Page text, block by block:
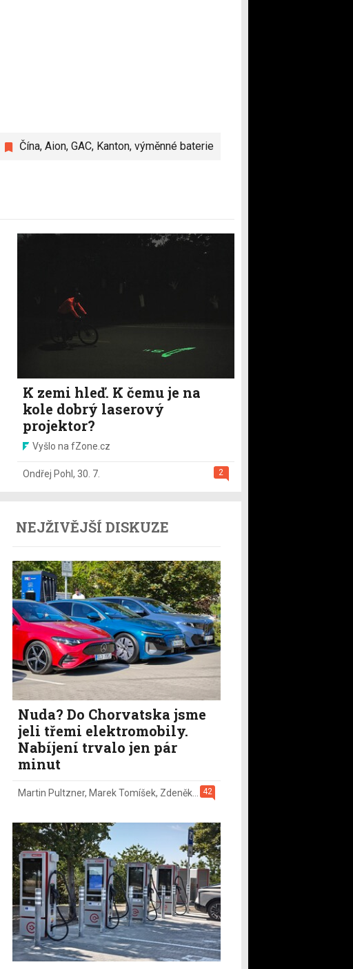
Čína, Aion, GAC, Kanton, výměnné baterie
K zemi hleď. K čemu je na
kole dobrý laserový
projektor?
Vyšlo na fZone.cz
2
Ondřej Pohl , 30. 7.
NEJŽIVĚJŠÍ DISKUZE
Nuda? Do Chorvatska jsme
jeli třemi elektromobily.
Nabíjení trvalo jen pár
minut
42
Martin Pultzner,Marek Tomíšek, Zdeněk Pečený